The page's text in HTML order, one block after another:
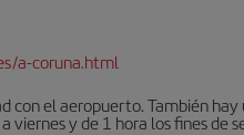
a-coruna.html
con el aeropuerto. También
viernes y de 1 hora los fines de